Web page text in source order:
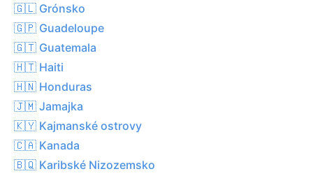
🇬🇱 Grónsko
🇬🇵 Guadeloupe
🇬🇹 Guatemala
🇭🇹 Haiti
🇭🇳 Honduras
🇯🇲 Jamajka
🇰🇾 Kajmanské ostrovy
🇨🇦 Kanada
🇧🇶 Karibské Nizozemsko